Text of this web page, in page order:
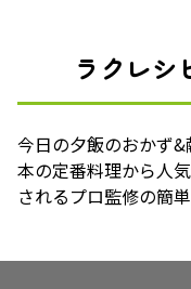
ラクレシ
今日の夕飯のおかず
本の定番料理から人
されるプロ監修の簡